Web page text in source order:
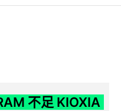
不足 KIOXIA